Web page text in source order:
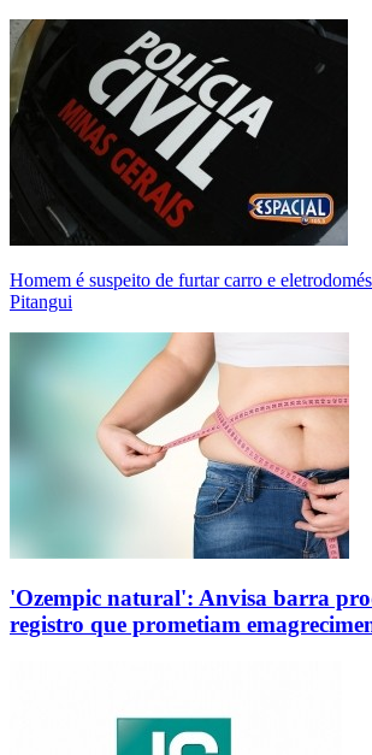
Homem é suspeito de furtar carro e
Pitangui
'Ozempic natural': Anvisa barra
registro que prometiam